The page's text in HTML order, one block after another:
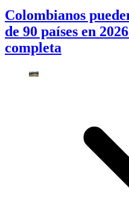
Colombianos
de 90 países en
completa